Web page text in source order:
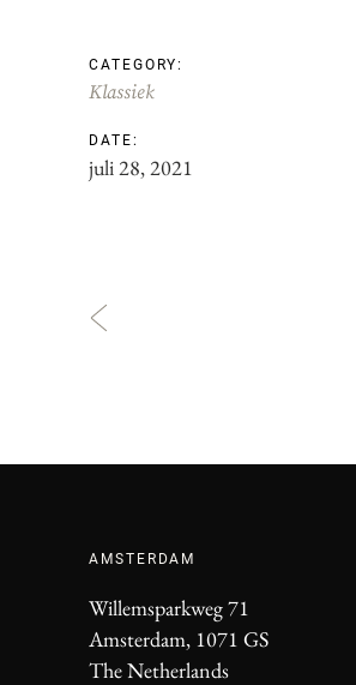
CATEGORY:
Klassiek
DATE:
juli 28, 2021
AMSTERDAM
Willemsparkweg 71
Amsterdam, 1071 GS
The Netherlands